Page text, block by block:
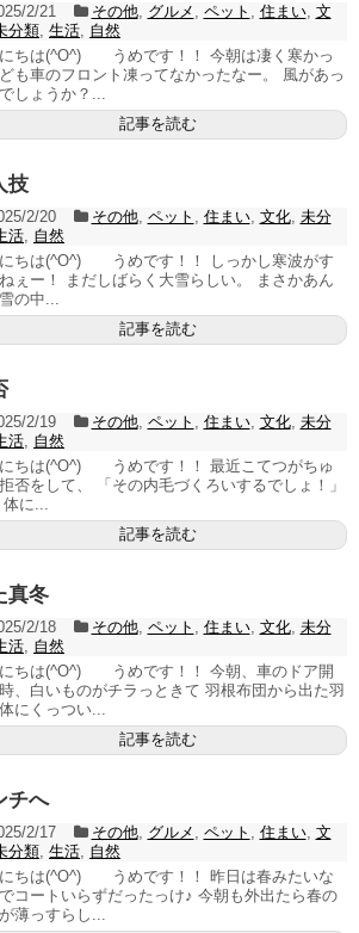
2/21 その他, グルメ ペット 住まい, 文
分類 生活 自然
にちは(^O^) うめです！！ 今朝は凄く寒かっ
も車のフロント凍ってなかったなー。 風があっ
しょうか？...
記事を読む
技
2/20 その他, ペット 住まい, 文化, 未分
活 自然
にちは(^O^) うめです！！ しっかし寒波がす
ぇー！ まだしばらく大雪らしい。 まさかあん
の中...
記事を読む
2/19 その他, ペット 住まい, 文化, 未分
活 自然
にちは(^O^) うめです！！ 最近こてつがちゅ
否をして、 「その内毛づくろいするでしょ！」
に...
記事を読む
真冬
2/18 その他, ペット 住まい, 文化, 未分
活 自然
にちは(^O^) うめです！！ 今朝、車のドア開
、白いものがチラっときて 羽根布団から出た羽
にくっつい...
記事を読む
チへ
2/17 その他, グルメ ペット 住まい, 文
分類 生活 自然
にちは(^O^) うめです！！ 昨日は春みたいな
コートいらずだったっけ♪ 今朝も外出たら春の
薄っすらし...